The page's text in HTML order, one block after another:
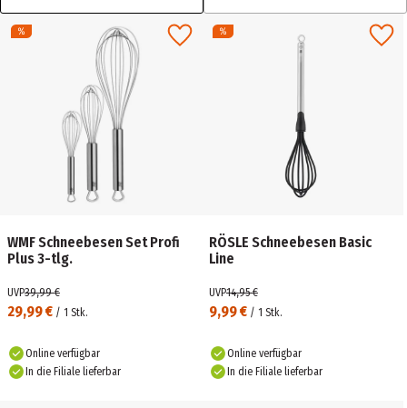
WMF Schneebesen Set Profi
Plus 3-tlg.
29,99 € / 1 Stk.
UVP39,99 €
Online verfügbar
In die Filiale lieferbar
RÖSLE Schneebesen Basic
Line
9,99 € / 1 Stk.
UVP14,95 €
Online verfügbar
In die Filiale lieferbar